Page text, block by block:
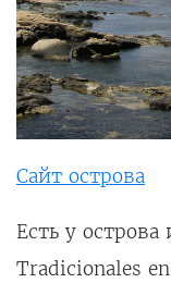
Сайт острова
Есть у
Tradicionales